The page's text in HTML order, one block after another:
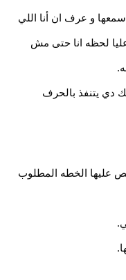
و عرف ان أنا اللي
لحظه انا حتى مش
دي يتنفذ بالحرف
عليها الخطه المطلوب